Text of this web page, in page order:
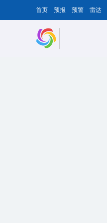
首页 预报 预警 雷达